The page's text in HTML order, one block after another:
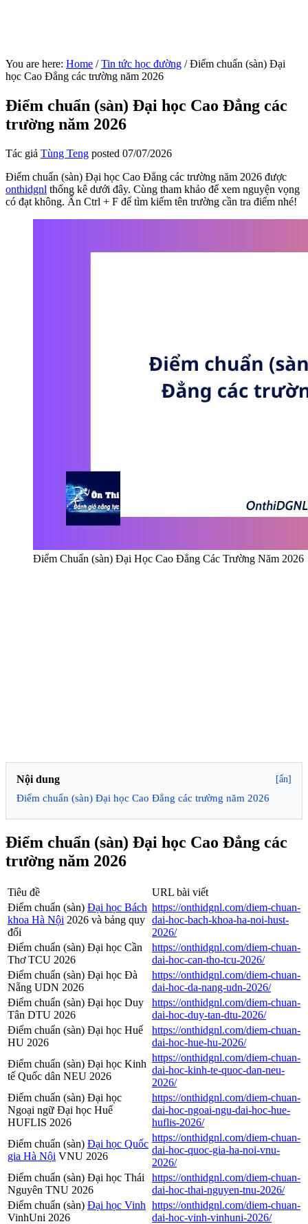
You are here: Home / Tin tức học đường /Điểm chuẩn (sàn) Đại
học Cao Đẳng các trường năm 2026
Điểm chuẩn (sàn) Đại học Cao Đẳng các
trường năm 2026
Tác giả Tùng Teng posted 07/07/2026
Điểm chuẩn (sàn) Đại học Cao Đẳng các trường năm 2026 được
onthidgnl thống kê dưới đây. Cùng tham khảo để xem nguyện vọng
có đạt không. Ấn Ctrl + F để tìm kiếm tên trường cần tra điểm nhé!
Điểm Chuẩn (sàn) Đại Học Cao Đẳng Các Trường Năm 2026
Nội dung [ẩn]
Điểm chuẩn (sàn) Đại học Cao Đẳng các trường năm 2026
Điểm chuẩn (sàn) Đại học Cao Đẳng các
trường năm 2026
Tiêu đề
URL bài viết
Điểm chuẩn (sàn) Đại học Bách
khoa Hà Nội 2026 và bảng quy
đổi
https://onthidgnl.com/diem-chuan-
dai-hoc-bach-khoa-ha-noi-hust-
2026/
Điểm chuẩn (sàn) Đại học Cần
Thơ TCU 2026
https://onthidgnl.com/diem-chuan-
dai-hoc-can-tho-tcu-2026/
Điểm chuẩn (sàn) Đại học Đà
Nẵng UDN 2026
https://onthidgnl.com/diem-chuan-
dai-hoc-da-nang-udn-2026/
Điểm chuẩn (sàn) Đại học Duy
Tân DTU 2026
https://onthidgnl.com/diem-chuan-
dai-hoc-duy-tan-dtu-2026/
Điểm chuẩn (sàn) Đại học Huế
HU 2026
https://onthidgnl.com/diem-chuan-
dai-hoc-hue-hu-2026/
Điểm chuẩn (sàn) Đại học Kinh
tế Quốc dân NEU 2026
https://onthidgnl.com/diem-chuan-
dai-hoc-kinh-te-quoc-dan-neu-
2026/
Điểm chuẩn (sàn) Đại học
Ngoại ngữ Đại học Huế
HUFLIS 2026
https://onthidgnl.com/diem-chuan-
dai-hoc-ngoai-ngu-dai-hoc-hue-
huflis-2026/
Điểm chuẩn (sàn) Đại học Quốc
gia Hà Nội VNU 2026
https://onthidgnl.com/diem-chuan-
dai-hoc-quoc-gia-ha-noi-vnu-
2026/
Điểm chuẩn (sàn) Đại học Thái
Nguyên TNU 2026
https://onthidgnl.com/diem-chuan-
dai-hoc-thai-nguyen-tnu-2026/
Điểm chuẩn (sàn) Đại học Vinh
VinhUni 2026
https://onthidgnl.com/diem-chuan-
dai-hoc-vinh-vinhuni-2026/